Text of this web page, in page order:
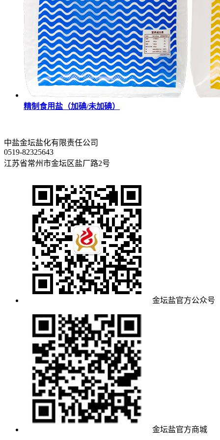
精制食用盐（加碘/未加碘）
中盐金坛盐化有限责任公司
0519-82325643
江苏省常州市金坛区盐厂路2号
金坛盐官方公众号
金坛盐官方商城